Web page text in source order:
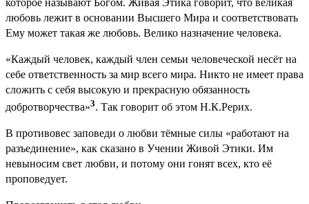
любовь лежит в основании Высшего Мира и соответствовать
Ему может такая же любовь. Велико назначение человека.
«Каждый человек, каждый член семьи человеческой несёт на
себе ответственность за мир всего мира. Никто не имеет права
сложить с себя высокую и прекрасную обязанность
добротворчества»3. Так говорит об этом Н.К.Рерих.
В противовес заповеди о любви тёмные силы «работают на
разъединение», как сказано в Учении Живой Этики. Им
невыносим свет любви, и потому они гонят всех, кто её
проповедует.